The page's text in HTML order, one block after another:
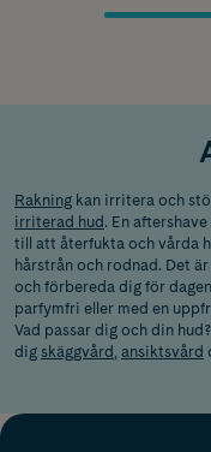
Rakning kan irritera och
irriterad hud. En
till att återfukta och vårda
hårstrån och rodnad. Det
och förbereda dig för
parfymfri eller med en
Vad passar dig och din
dig skäggvård ansiktsvård